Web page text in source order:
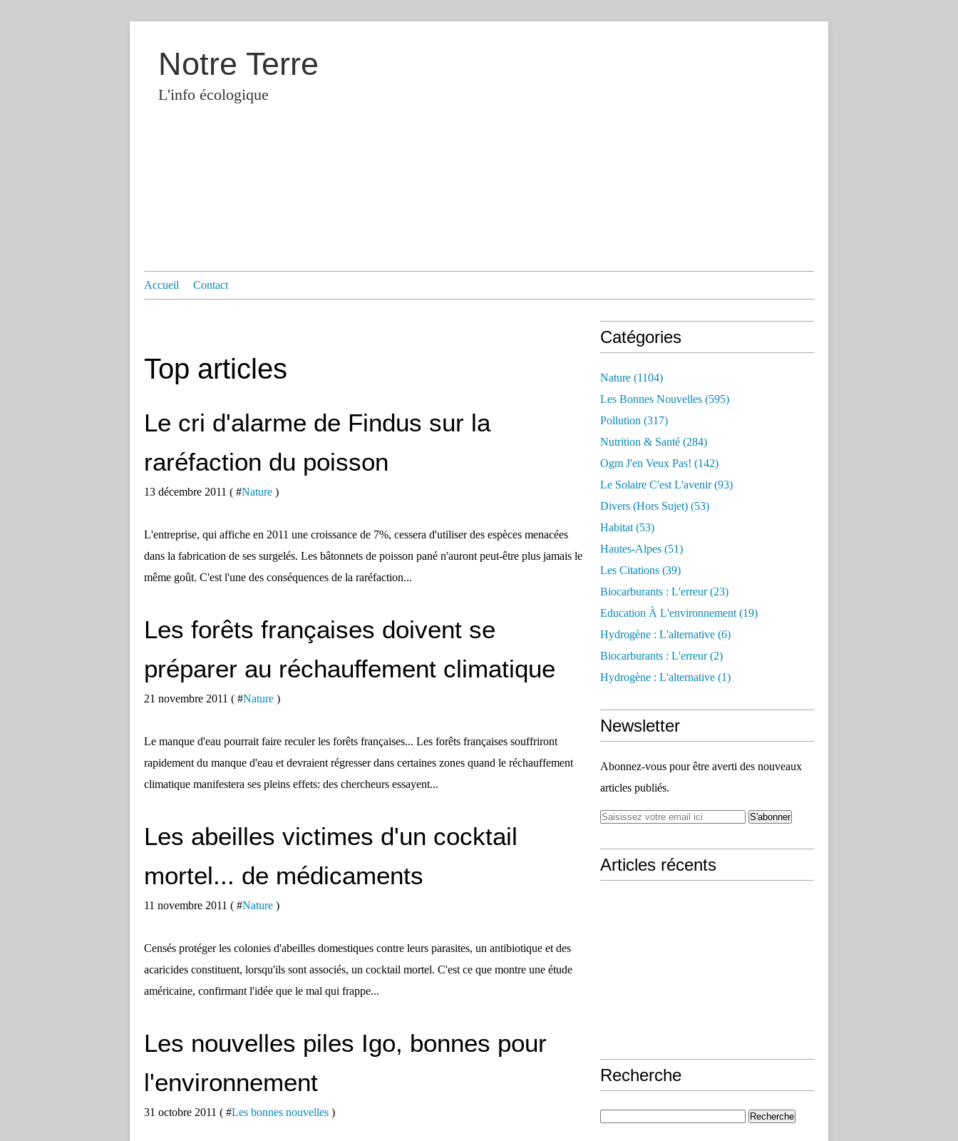
Notre Terre
L'info écologique
Accueil Contact
Top articles
Le cri d'alarme de Findus sur la
raréfaction du poisson
13 décembre 2011 ( #Nature )
L'entreprise, qui affiche en 2011 une croissance de 7%, cessera d'utiliser des espèces menacées
dans la fabrication de ses surgelés. Les bâtonnets de poisson pané n'auront peut-être plus jamais le
même goût. C'est l'une des conséquences de la raréfaction...
Les forêts françaises doivent se
préparer au réchauffement climatique
21 novembre 2011 ( #Nature )
Le manque d'eau pourrait faire reculer les forêts françaises... Les forêts françaises souffriront
rapidement du manque d'eau et devraient régresser dans certaines zones quand le réchauffement
climatique manifestera ses pleins effets: des chercheurs essayent...
Les abeilles victimes d'un cocktail
mortel... de médicaments
11 novembre 2011 ( #Nature )
Censés protéger les colonies d'abeilles domestiques contre leurs parasites, un antibiotique et des
acaricides constituent, lorsqu'ils sont associés, un cocktail mortel. C'est ce que montre une étude
américaine, confirmant l'idée que le mal qui frappe...
Les nouvelles piles Igo, bonnes pour
l'environnement
31 octobre 2011 ( #Les bonnes nouvelles )
Catégories
Nature (1104)
Les Bonnes Nouvelles (595)
Pollution (317)
Nutrition & Santé (284)
Ogm J'en Veux Pas! (142)
Le Solaire C'est L'avenir(93)
Divers (hors Sujet) (53)
Habitat (53)
Hautes-Alpes (51)
Les Citations (39)
Biocarburants : L'erreur(23)
Education À L'environnement (19)
Hydrogène : L'alternative (6)
Biocarburants : L'erreur(2)
Hydrogène : L'alternative (1)
Newsletter
Abonnez-vous pour être averti des nouveaux
articles publiés.
Articles récents
Recherche